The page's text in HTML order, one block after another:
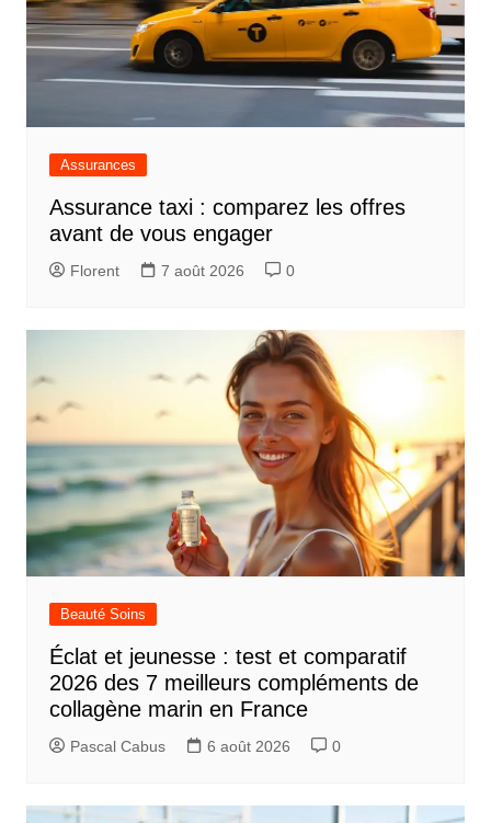
Assurances
Assurance taxi : comparez les offres
avant de vous engager
Florent 7 août 2026 0
Beauté Soins
Éclat et jeunesse : test et comparatif
2026 des 7 meilleurs compléments de
collagène marin en France
Pascal Cabus 6 août 2026 0